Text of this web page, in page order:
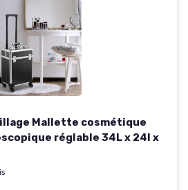
Mallette cosmétique
réglable 34L x 24l x